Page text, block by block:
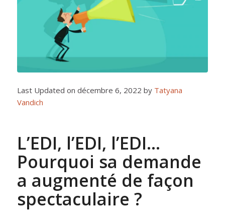
Last Updated on décembre 6, 2022 by Tatyana
Vandich
L’EDI, l’EDI, l’EDI…
Pourquoi sa demande
a augmenté de façon
spectaculaire ?